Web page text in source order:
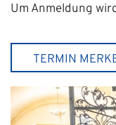
Um Anmeldung
TERMIN